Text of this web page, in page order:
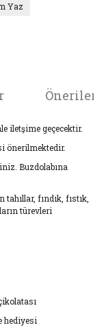
Yaz
iletşime geçecektir.
önerilmektedir.
Buzdolabına
fındık, fıstık,
türevleri
ve diğer
hediyesi